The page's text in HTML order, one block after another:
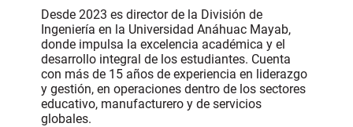
Desde 2023 es director de la División de
Ingeniería en la Universidad Anáhuac Mayab,
donde impulsa la excelencia académica y el
desarrollo integral de los estudiantes. Cuenta
con más de 15 años de experiencia en liderazgo
y gestión, en operaciones dentro de los sectores
educativo, manufacturero y de servicios
globales.